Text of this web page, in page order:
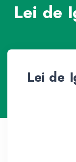
Lei de
Lei de